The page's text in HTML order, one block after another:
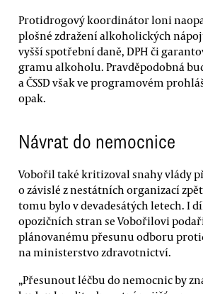
Protidrogový koordinátor loni
plošné zdražení alkoholických
vyšší spotřební daně, DPH či
gramu alkoholu. Pravděpodobná
a ČSSD však ve programovém
opak.
Návrat do nemocnice
Vobořil také kritizoval snahy vlády
o závislé z nestátních organizací
tomu bylo v devadesátých letech. I
opozičních stran se Vobořilovi
plánovanému přesunu odboru
na ministerstvo zdravotnictví.
„Přesunout léčbu do nemocnic by